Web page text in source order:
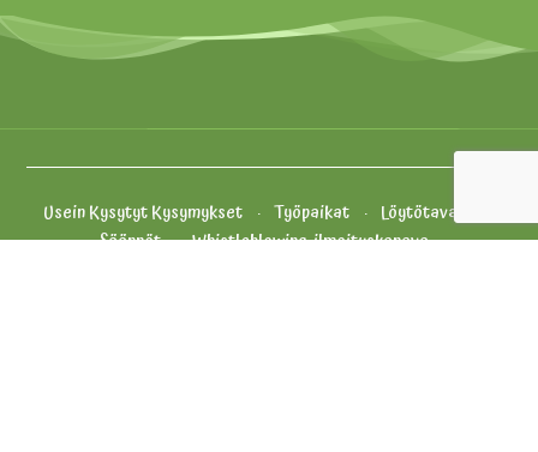
Usein Kysytyt Kysymykset Työpaikat
Löytötavarat
Säännöt
Whistleblowing-ilmoituskanava